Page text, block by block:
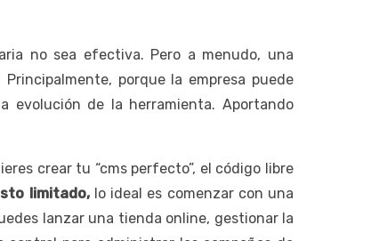
no sea efectiva. Pero a menudo, una
porque la empresa puede
evolución de la herramienta. Aportando
crear tu “cms perfecto”, el código libre
limitado,lo ideal es comenzar con una
lanzar una tienda online, gestionar la